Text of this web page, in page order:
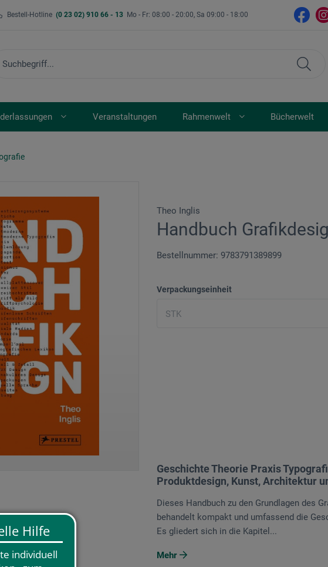
Bestell-Hotline (0 23 02) 910 66 - 13 Mo - Fr: 08:00 - 20:00, Sa 09:00 - 18:00
Veranstaltungen Rahmenwelt Bücherwelt
Theo Inglis
Handbuch
Bestellnummer: 9783791389899
Verpackungseinheit
Geschichte Theorie Praxis
Produktdesign, Kunst, Architektur
Dieses Handbuch zu den Grundlagen des
behandelt kompakt und umfassend die
Es gliedert sich in die Kapitel...
Mehr